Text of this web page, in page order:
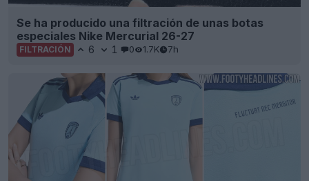
Se ha producido una filtración de unas botas
especiales Nike Mercurial 26-27
FILTRACIÓN 6 1 0 1.7K 7h